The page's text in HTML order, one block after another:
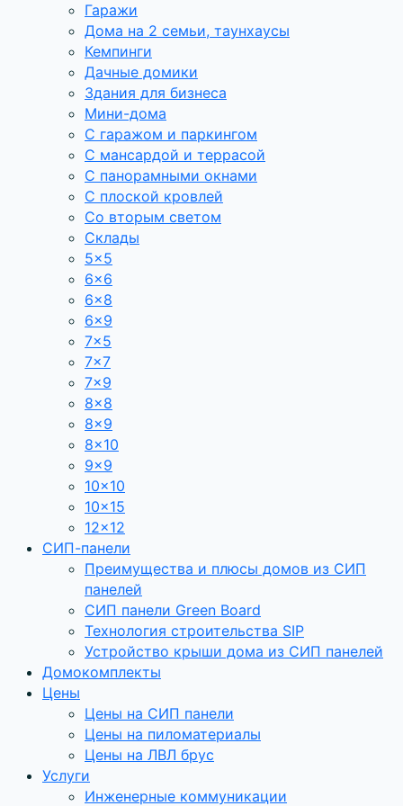
Гаражи
Дома на 2 семьи, таунхаусы
Кемпинги
Дачные домики
Здания для бизнеса
Мини-дома
С гаражом и паркингом
С мансардой и террасой
С панорамными окнами
С плоской кровлей
Со вторым светом
Склады
5×5
6×6
6×8
6×9
7×5
7×7
7×9
8×8
8×9
8×10
9×9
10×10
10×15
12×12
СИП-панели
Преимущества и плюсы домов из СИП
панелей
СИП панели Green Board
Технология строительства SIP
Устройство крыши дома из СИП панелей
Домокомплекты
Цены
Цены на СИП панели
Цены на пиломатериалы
Цены на ЛВЛ брус
Услуги
Инженерные коммуникации